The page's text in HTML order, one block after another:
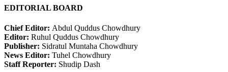
EDITORIAL BOARD
Chief Editor: Abdul Quddus Chowdhury
Editor: Ruhul Quddus Chowdhury
Publisher: Sidratul Muntaha Chowdhury
News Editor: Tuhel Chowdhury
Staff Reporter: Shudip Dash